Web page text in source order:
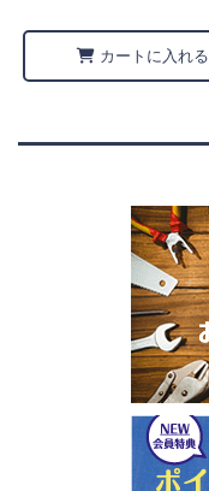
カートに入れる